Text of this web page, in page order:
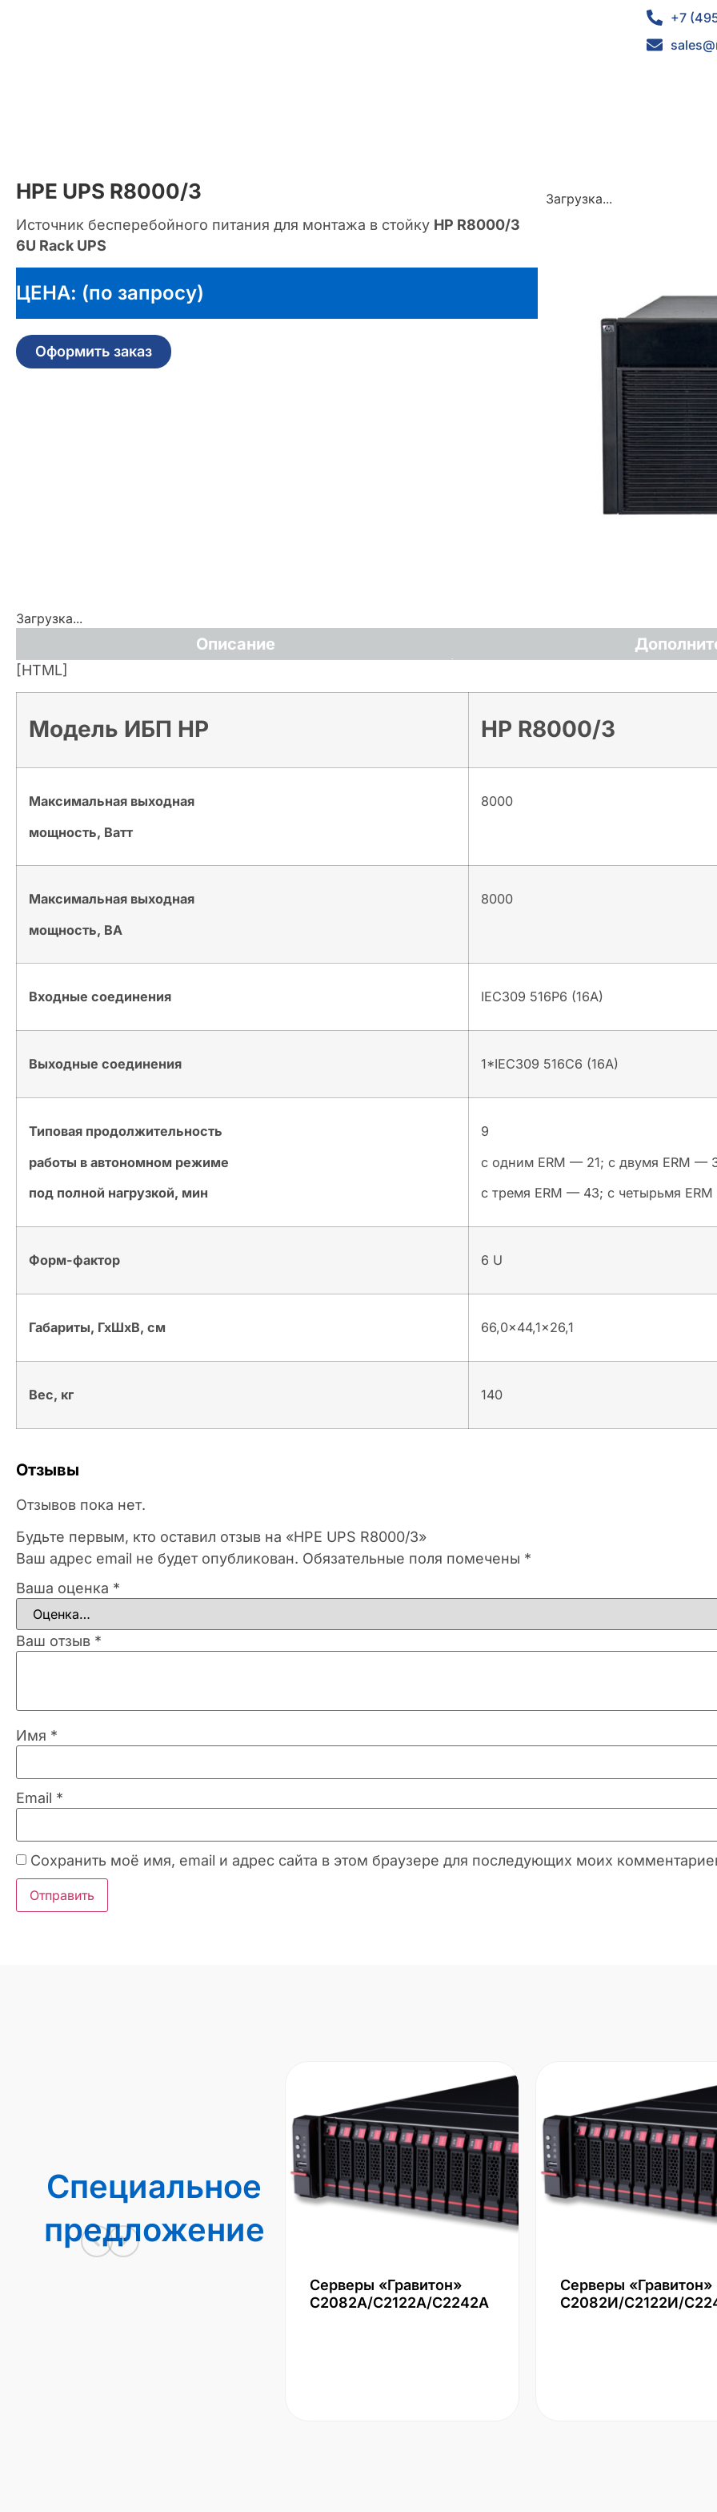
+7
HPE UPS R8000/3
Источник бесперебойного питания для монтажа в стойку HP R8000/3
6U Rack UPS
ЦЕНА: (по запросу)
Оформить заказ
Загрузка...
Загрузка...
Описание
[HTML]
Модель ИБП HP HP R8000/3
Максимальная выходная
мощность, Ватт
8000
Максимальная выходная
мощность, ВА
8000
Входные соединения IEC309 516P6 (16A)
Выходные соединения 1*IEC309 516C6 (16A)
Типовая продолжительность
работы в автономном режиме
под полной нагрузкой, мин
9
с одним ERM — 21; с двумя ERM —
с тремя ERM — 43; с четырьмя
Форм-фактор 6 U
Габариты, ГхШхВ, см 66,0×44,1×26,1
Вес, кг 140
Отзывы
Отзывов пока нет.
Будьте первым, кто оставил отзыв на «HPE UPS R8000/3»
Ваш адрес email не будет опубликован. Обязательные поля помечены *
Ваша оценка *
Ваш отзыв *
Имя *
Email *
Сохранить моё имя, email и адрес сайта в этом браузере для последующих моих
Специальное
предложение
Серверы «Гравитон»
С2082А/С2122А/С2242А
Серверы «Гравитон»
С2082И/С2122И/